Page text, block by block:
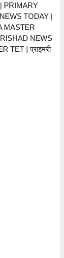
PRIMARY
TODAY |
MASTER
NEWS
TET | प्राइमरी